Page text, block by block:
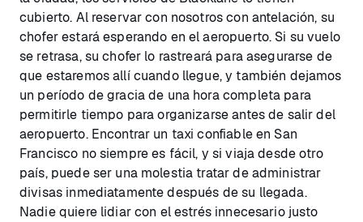
cubierto. Al reservar con nosotros con antelación, su
chofer estará esperando en el aeropuerto. Si su vuelo
se retrasa, su chofer lo rastreará para asegurarse de
que estaremos allí cuando llegue, y también dejamos
un período de gracia de una hora completa para
permitirle tiempo para organizarse antes de salir del
aeropuerto. Encontrar un taxi confiable en San
Francisco no siempre es fácil, y si viaja desde otro
país, puede ser una molestia tratar de administrar
divisas inmediatamente después de su llegada.
Nadie quiere lidiar con el estrés innecesario justo